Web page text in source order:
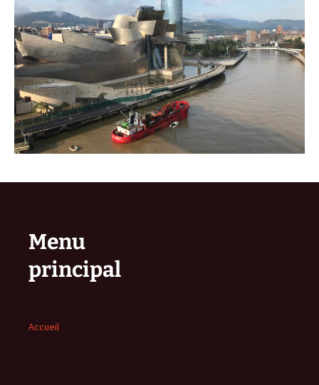
Menu
principal
Accueil